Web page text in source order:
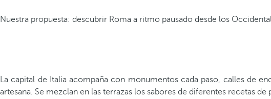
Nuestra propuesta: descubrir Roma a ritmo pausado desde los
La capital de Italia acompaña con monumentos cada paso, calles de
artesana. Se mezclan en las terrazas los sabores de diferentes recetas